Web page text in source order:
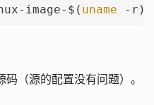
image-$( uname -r)
（源的配置没有问题）。